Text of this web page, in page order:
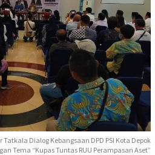
Dialog Kebangsaan DPD PSI Kota Depok
Tema “Kupas Tuntas RUU Perampasan Aset”